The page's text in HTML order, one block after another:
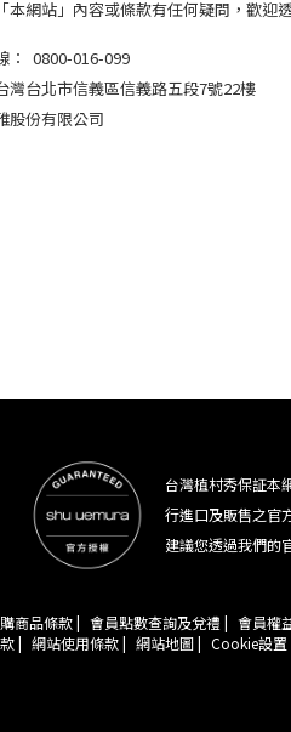
本網站」內容或條款有任何疑問，歡迎
： 0800-016-099
灣台北市信義區信義路五段7號22樓
股份有限公司
台灣植村秀保証本
行進口及販售之官
建議您透過我們的
商品條款 | 會員點數查詢及兌禮 | 會員權
| 網站使用條款 | 網站地圖 | Cookie設置